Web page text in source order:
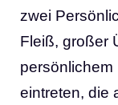
zwei
Fleiß, großer
persönlichem
eintreten, die